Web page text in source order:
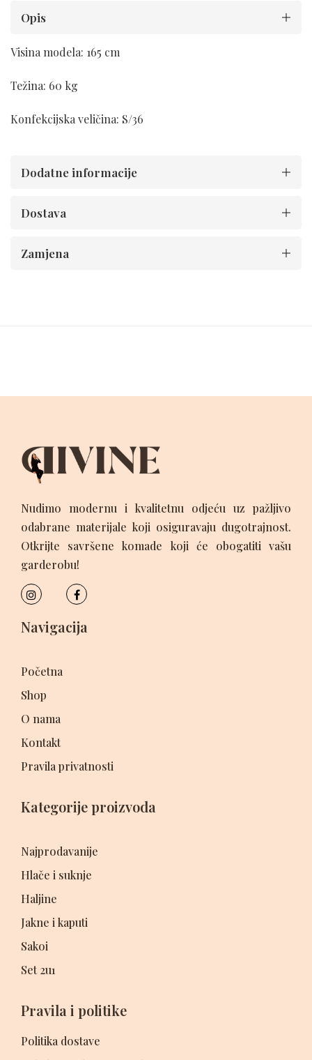
Opis
Visina modela: 165 cm
Težina: 60 kg
Konfekcijska veličina: S/36
Dodatne informacije
Dostava
Zamjena
Nudimo modernu i kvalitetnu odjeću uz pažljivo
odabrane materijale koji osiguravaju dugotrajnost.
Otkrijte savršene komade koji će obogatiti vašu
garderobu!
Navigacija
Početna
Shop
O nama
Kontakt
Pravila privatnosti
Kategorije proizvoda
Najprodavanije
Hlače i suknje
Haljine
Jakne i kaputi
Sakoi
Set 2u1
Pravila i politike
Politika dostave